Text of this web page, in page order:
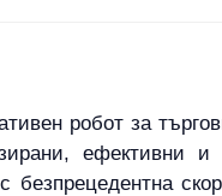
робот за
ефективни
безпрецедентна